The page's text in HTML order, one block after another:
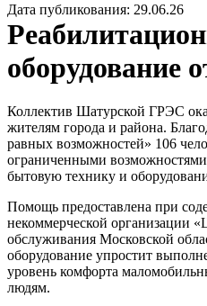
Дата публикования: 29.06.26
оборудование
Коллектив Шатурской ГРЭС
жителям города и района.
равных возможностей» 106
ограниченными
бытовую технику и
Помощь предоставлена при
некоммерческой организации
обслуживания Московской
оборудование упростит
уровень комфорта
людям.